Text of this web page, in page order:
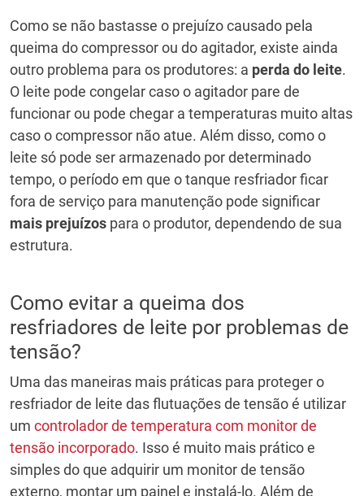
Como se não bastasse o prejuízo causado pela
queima do compressor ou do agitador, existe ainda
outro problema para os produtores: a perda do leite.
O leite pode congelar caso o agitador pare de
funcionar ou pode chegar a temperaturas muito altas
caso o compressor não atue. Além disso, como o
leite só pode ser armazenado por determinado
tempo, o período em que o tanque resfriador ficar
fora de serviço para manutenção pode significar
mais prejuízos para o produtor, dependendo de sua
estrutura.
Como evitar a queima dos
resfriadores de leite por problemas de
tensão?
Uma das maneiras mais práticas para proteger o
resfriador de leite das flutuações de tensão é utilizar
um controlador de temperatura com monitor de
tensão incorporado. Isso é muito mais prático e
simples do que adquirir um monitor de tensão
externo, montar um painel e instalá-lo. Além de